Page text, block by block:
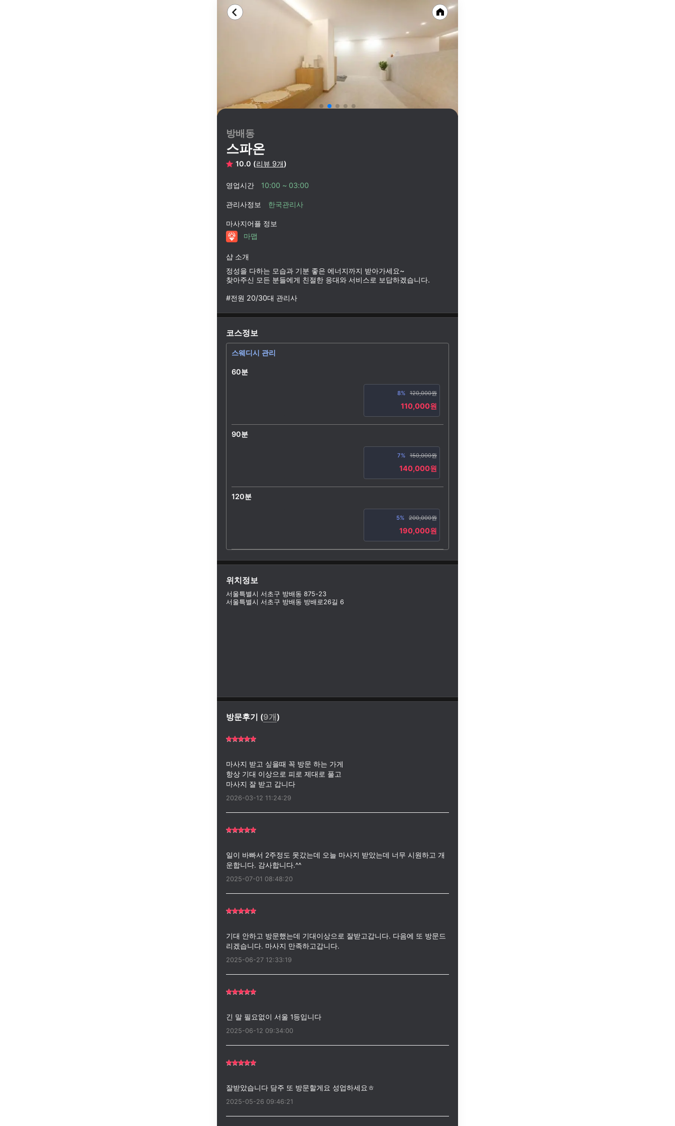
방배동
스파온
10.0 (리뷰 9개)
영업시간 10:00 ~ 03:00
관리사정보 한국관리사
마사지어플 정보
마맵
샵 소개
정성을 다하는 모습과 기분 좋은 에너지까지 받아가세요~
찾아주신 모든 분들에게 친절한 응대와 서비스로 보답하겠습니다.
#전원 20/30대 관리사
코스정보
스웨디시 관리
60분
8% 120,000원
110,000원
90분
7% 150,000원
140,000원
120분
5% 200,000원
190,000원
위치정보
서울특별시 서초구 방배동 875-23
서울특별시 서초구 방배동 방배로26길 6
방문후기 (9개)
마사지 받고 싶을때 꼭 방문 하는 가게
항상 기대 이상으로 피로 제대로 풀고
2026-03-12 11:24:29
일이 바빠서 2주정도 못갔는데 오늘 마사지 받았는데 너무 시원하고 개
2025-07-01 08:48:20
기대 안하고 방문했는데 기대이상으로 잘받고갑니다. 다음에 또 방문드
2025-06-27 12:33:19
2025-06-12 09:34:00
2025-05-26 09:46:21